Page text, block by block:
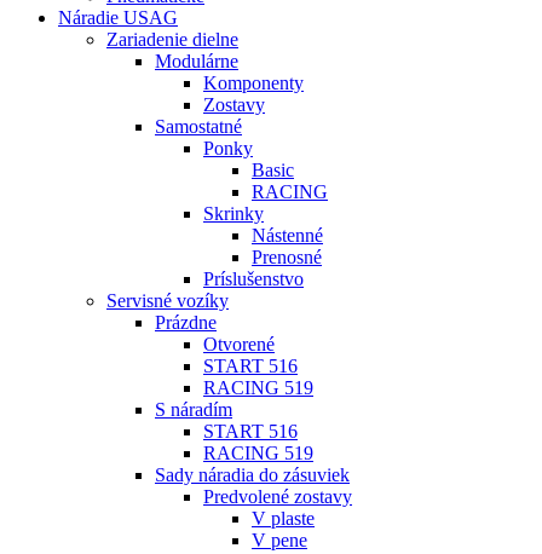
Náradie USAG
Zariadenie dielne
Modulárne
Komponenty
Zostavy
Samostatné
Ponky
Basic
RACING
Skrinky
Nástenné
Prenosné
Príslušenstvo
Servisné vozíky
Prázdne
Otvorené
START 516
RACING 519
S náradím
START 516
RACING 519
Sady náradia do zásuviek
Predvolené zostavy
V plaste
V pene